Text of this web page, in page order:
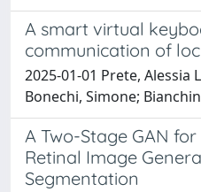
A smart virtual
communication of
2025-01-01 Prete, Alessia
Bonechi, Simone;
A Two-Stage GAN
Retinal Image
Segmentation